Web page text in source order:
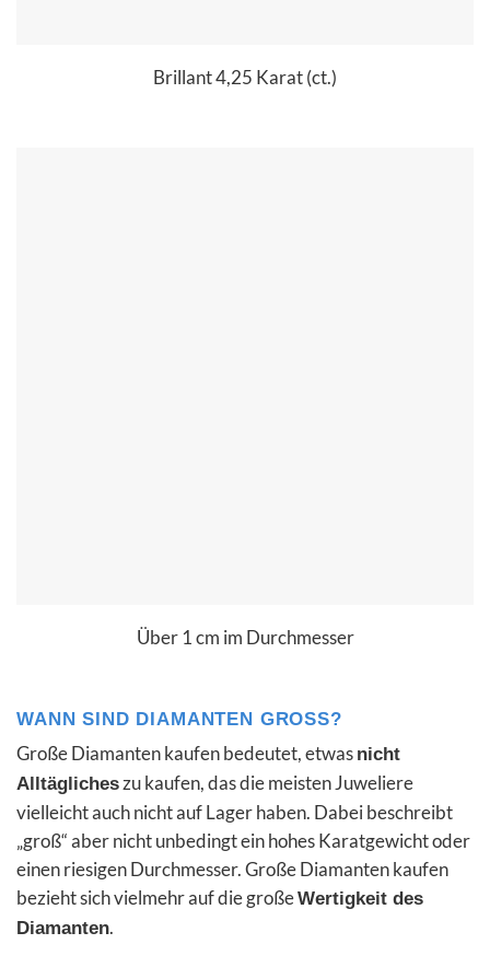
Brillant 4,25 Karat (ct.)
Über 1 cm im Durchmesser
WANN SIND DIAMANTEN GROSS?
Große Diamanten kaufen bedeutet, etwas nicht
Alltäglicheszu kaufen, das die meisten Juweliere
vielleicht auch nicht auf Lager haben. Dabei beschreibt
„groß“ aber nicht unbedingt ein hohes Karatgewicht oder
einen riesigen Durchmesser. Große Diamanten kaufen
bezieht sich vielmehr auf die großeWertigkeit des
Diamanten.